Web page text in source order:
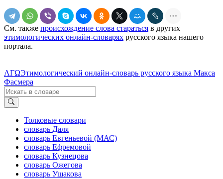
См. также происхождение слова стараться в других
этимологических онлайн-словарях русского языка нашего
портала.
ΛΓΩЭтимологический онлайн-словарь русского языка Макса
Фасмера
Толковые словари
словарь Даля
словарь Евгеньевой (МАС)
словарь Ефремовой
словарь Кузнецова
словарь Ожегова
словарь Ушакова